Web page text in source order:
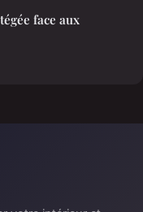
face aux